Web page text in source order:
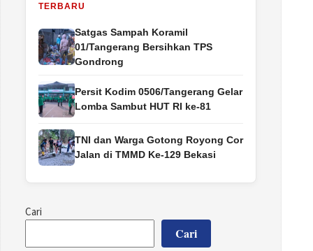
TERBARU
Satgas Sampah Koramil
01/Tangerang Bersihkan TPS
Gondrong
Persit Kodim 0506/Tangerang Gelar
Lomba Sambut HUT RI ke-81
TNI dan Warga Gotong Royong Cor
Jalan di TMMD Ke-129 Bekasi
Cari
Cari